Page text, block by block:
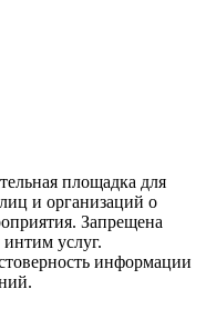
площадка для
и организаций о
Запрещена
услуг.
информации